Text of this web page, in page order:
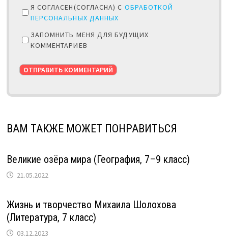
Я СОГЛАСЕН(СОГЛАСНА) С ОБРАБОТКОЙ
ПЕРСОНАЛЬНЫХ ДАННЫХ
ЗАПОМНИТЬ МЕНЯ ДЛЯ БУДУЩИХ
КОММЕНТАРИЕВ
ВАМ ТАКЖЕ МОЖЕТ ПОНРАВИТЬСЯ
Великие озёра мира (География, 7–9 класс)
21.05.2022
Жизнь и творчество Михаила Шолохова
(Литература, 7 класс)
03.12.2023